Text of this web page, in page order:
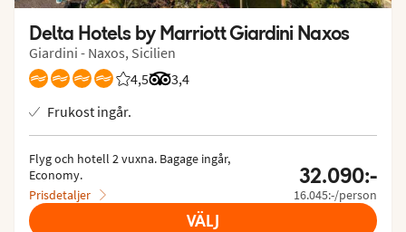
Delta Hotels by Marriott Giardini Naxos
Giardini - Naxos, Sicilien
4,5
Betyg från Vings gäster: 4.5/5
3,4
Betyg från Tripadvisor: 3.4 of 5
Frukost ingår.
Flyg och hotell 2 vuxna. Bagage ingår,
Economy.
Prisdetaljer
32.090:-
16.045:-/person
VÄLJ